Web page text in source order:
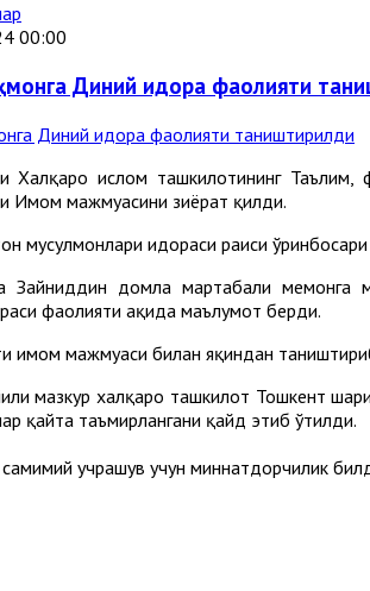
00:00
Диний идора фаолияти
Халқаро ислом ташкилотининг
Имом мажмуасини зиёрат қилди.
мусулмонлари идораси раиси
домла мартабали меҳмонга
фаолияти ҳақида маълумот берди.
имом мажмуаси билан яқиндан
мазкур халқаро ташкилот Тошкент
қайта таъмирлангани қайд этиб ўтилди.
учрашув учун миннатдорчилик